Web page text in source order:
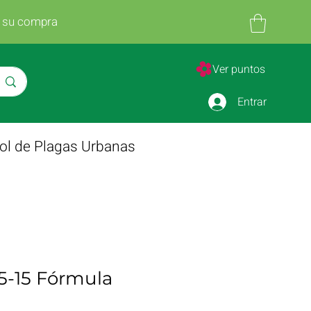
compra
Ver puntos
Entrar
de Plagas Urbanas
15 Fórmula